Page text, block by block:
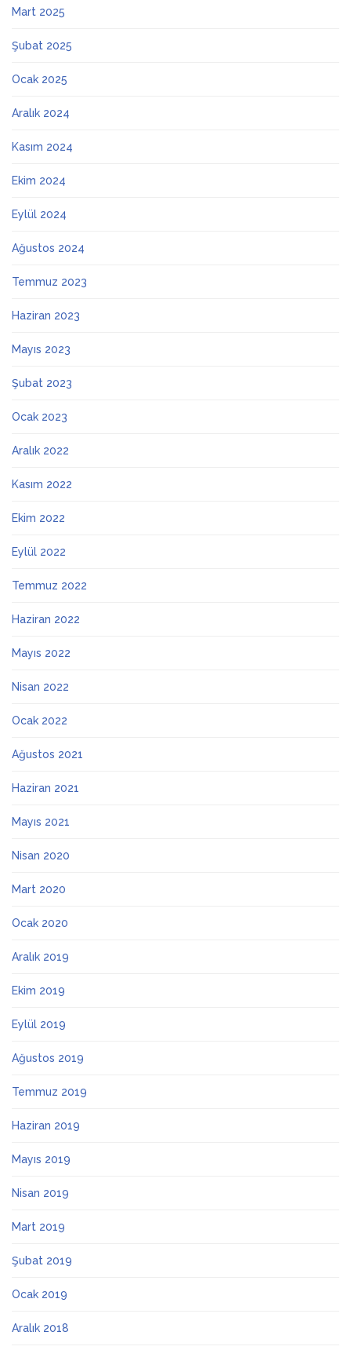
Mart 2025
Şubat 2025
Ocak 2025
Aralık 2024
Kasım 2024
Ekim 2024
Eylül 2024
Ağustos 2024
Temmuz 2023
Haziran 2023
Mayıs 2023
Şubat 2023
Ocak 2023
Aralık 2022
Kasım 2022
Ekim 2022
Eylül 2022
Temmuz 2022
Haziran 2022
Mayıs 2022
Nisan 2022
Ocak 2022
Ağustos 2021
Haziran 2021
Mayıs 2021
Nisan 2020
Mart 2020
Ocak 2020
Aralık 2019
Ekim 2019
Eylül 2019
Ağustos 2019
Temmuz 2019
Haziran 2019
Mayıs 2019
Nisan 2019
Mart 2019
Şubat 2019
Ocak 2019
Aralık 2018